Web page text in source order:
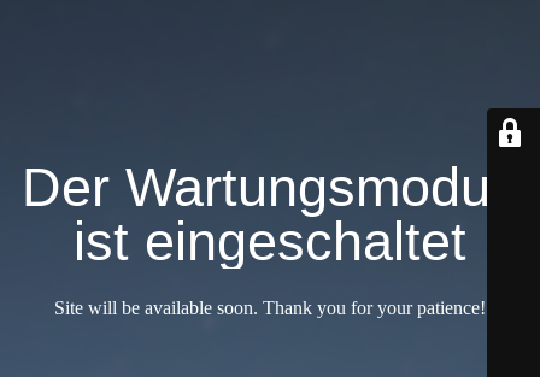
Der Wartungsmodus
ist eingeschaltet
Site will be available soon. Thank you for your patience!